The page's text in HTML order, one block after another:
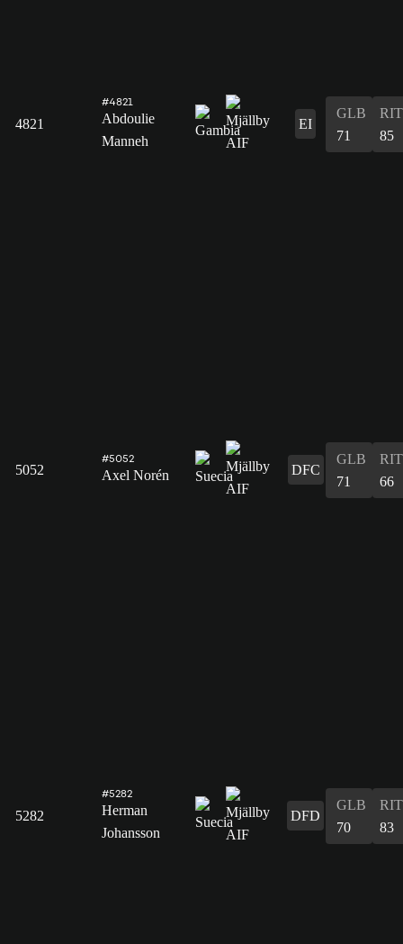
4821
#4821
Abdoulie
Manneh
EI
GLB
71
RIT
85
5052
#5052
Axel Norén DFC
GLB
71
RIT
66
5282
#5282
Herman
Johansson
DFD
GLB
70
RIT
83